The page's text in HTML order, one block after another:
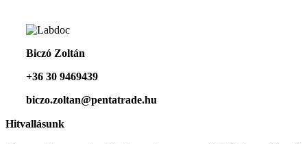
Biczó Zoltán
+36 30 9469439
biczo.zoltan@pentatrade.hu
Hitvallásunk